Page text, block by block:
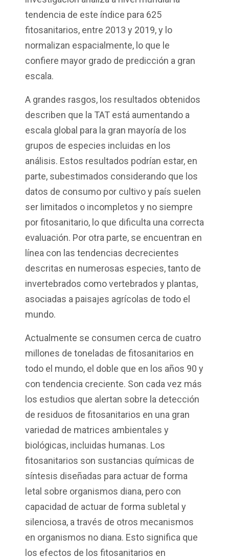
tendencia de este índice para 625
fitosanitarios, entre 2013 y 2019,y lo
normalizan espacialmente, lo que le
confiere mayor grado de predicción a gran
escala.
A grandes rasgos, los resultados obtenidos
describen que la TAT está aumentando a
escala global para la gran mayoría de los
grupos de especies incluidas en los
análisis. Estos resultados podrían estar, en
parte, subestimados considerando que los
datos de consumo por cultivo y país suelen
ser limitados o incompletos y no siempre
por fitosanitario, lo que dificulta una correcta
evaluación. Por otra parte, se encuentran en
línea con las tendencias decrecientes
descritas en numerosas especies, tanto de
invertebrados como vertebrados y plantas,
asociadas a paisajes agrícolas de todo el
mundo.
Actualmente se consumen cerca de cuatro
millones de toneladas de fitosanitarios en
todo el mundo, el doble que en los años 90 y
con tendencia creciente. Son cada vez más
los estudios que alertan sobre la detección
de residuos de fitosanitarios en una gran
variedad de matrices ambientales y
biológicas, incluidas humanas. Los
fitosanitarios son sustancias químicas de
síntesis diseñadas para actuar de forma
letal sobre organismos diana, pero con
capacidad de actuar de forma subletal y
silenciosa, a través de otros mecanismos
en organismos no diana. Esto significa que
los efectos de los fitosanitarios en